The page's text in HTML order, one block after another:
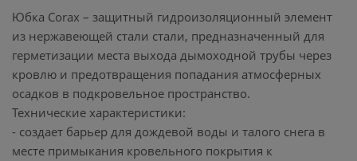
Юбка Corax – защитный гидроизоляционный элемент
из нержавеющей стали стали, предназначенный для
герметизации места выхода дымоходной трубы через
кровлю и предотвращения попадания атмосферных
осадков в подкровельное пространство.
Технические характеристики:
- создает барьер для дождевой воды и талого снега в
месте примыкания кровельного покрытия к